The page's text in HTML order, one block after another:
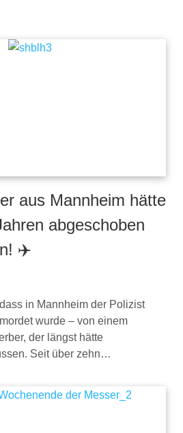
aus Mannheim hätte
abgeschoben
✈️
in Mannheim der Polizist
wurde – von einem
der längst hätte
Seit über zehn…